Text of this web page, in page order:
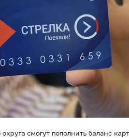
смогут пополнить баланс